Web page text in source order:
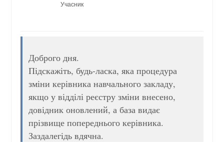
Учасник
Доброго дня.
Підскажіть, будь-ласка, яка процедура
зміни керівника навчального закладу,
якщо у відділі реєстру зміни внесено,
довідник оновлений, а база видає
прізвище попереднього керівника.
Заздалегідь вдячна.